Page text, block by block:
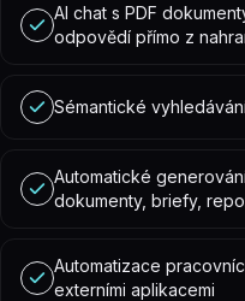
AI chat s PDF
odpovědí přímo z
Sémantické
Automatické
dokumenty, briefy,
Automatizace
externími aplikacemi